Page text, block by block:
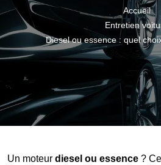
Accueil
Entretien
Diesel ou essence : quel
Un moteur diesel ou essence ?